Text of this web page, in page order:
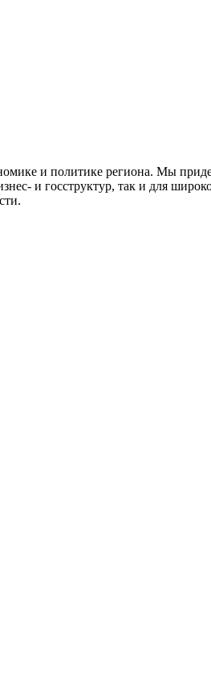
и политике региона. Мы
и госструктур, так и для